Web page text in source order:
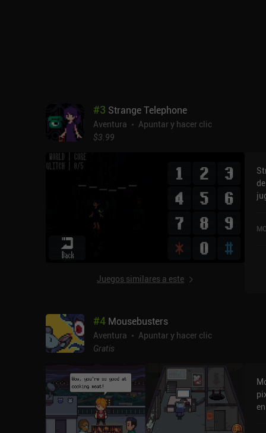
#3 Strange Telephone
Aventura
Apuntar y hacer clic
$3.99
Juegos similares a este
#4 Mousebusters
Aventura
Apuntar y hacer clic
Gratis